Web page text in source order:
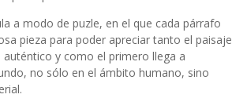
a modo de puzle, en el que cada párrafo
pieza para poder apreciar tanto el paisaje
y como el primero llega a
no sólo en el ámbito humano, sino